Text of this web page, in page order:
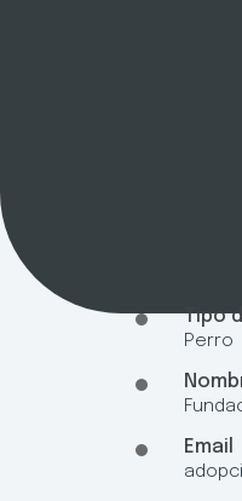
Tipo
Perro
Email